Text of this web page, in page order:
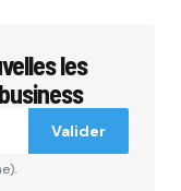
les
Valider